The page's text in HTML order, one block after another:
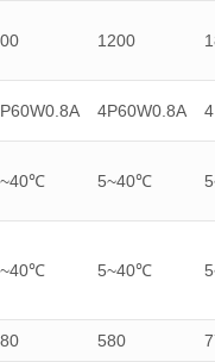
1200
4P60W0.8A
5~40℃
5~40℃
580